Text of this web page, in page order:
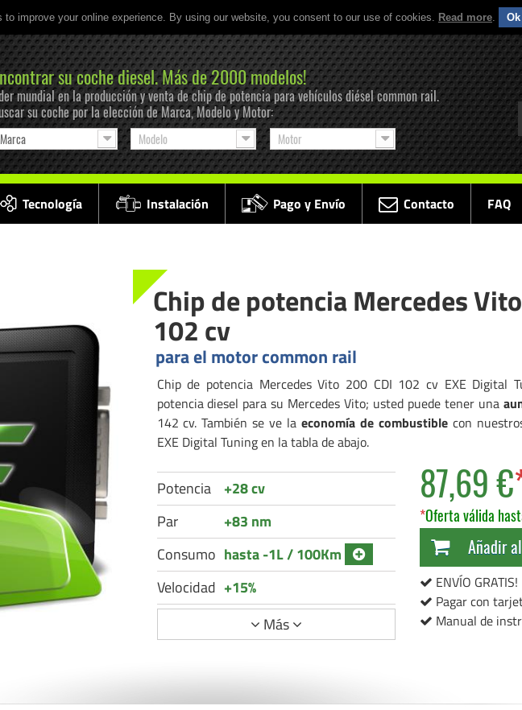
to improve your online experience. By using our website, you consent to our use of cookies. Read more. Ok
su coche diesel. Más de 2000 modelos!
mundial en la producción y venta de chip de potencia para vehículos diésel common rail.
su coche por la elección de Marca, Modelo y Motor:
Marca Modelo Motor
Tecnología Instalación Pago y Envío Contacto FAQ
Chip de potencia Mercedes
102 cv
para el motor common rail
Chip de potencia Mercedes Vito 200 CDI 102 cv EXE Digital
potencia diesel para su Mercedes Vito; usted puede tener una
142 cv. También se ve laeconomía de combustiblecon
EXE Digital Tuning en la tabla de abajo.
Potencia
+28 cv
Par
+83 nm
Consumo hasta -1L / 100Km
Velocidad +15%
Más
87,69 €
*Oferta válida
Añadir
ENVÍO GRATIS!
Pagar con
Manual de